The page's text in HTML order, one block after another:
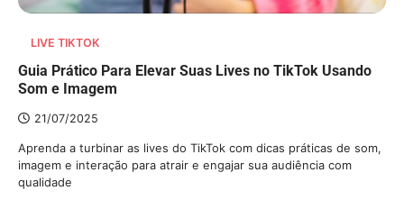
LIVE TIKTOK
Guia Prático Para Elevar Suas Lives no TikTok Usando
Som e Imagem
21/07/2025
Aprenda a turbinar as lives do TikTok com dicas práticas de som,
imagem e interação para atrair e engajar sua audiência com
qualidade